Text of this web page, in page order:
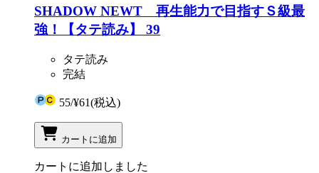
SHADOW NEWT 再生能力で目指すＳ級最
強！【タテ読み】 39
タテ読み
完結
55/¥61(税込)
カートに追加
カートに追加しました